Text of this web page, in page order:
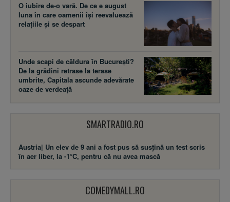
O iubire de-o vară. De ce e august
luna în care oamenii își reevaluează
relațiile și se despart
Unde scapi de căldura în București?
De la grădini retrase la terase
umbrite, Capitala ascunde adevărate
oaze de verdeață
SMARTRADIO.RO
Austria| Un elev de 9 ani a fost pus să susţină un test scris
în aer liber, la -1°C, pentru că nu avea mască
COMEDYMALL.RO